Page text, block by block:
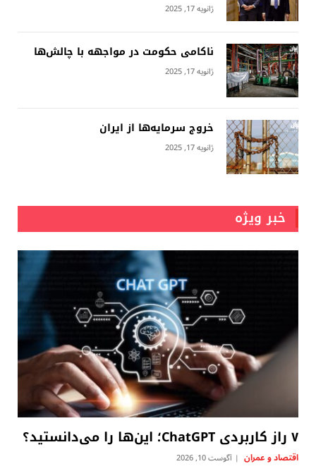
ژانویه 17, 2025
ناکامی حکومت در مواجهه با چالش‌ها
ژانویه 17, 2025
خروج سرمایه‌ها از ایران
ژانویه 17, 2025
خبر ویژه
۷ راز کاربردی ChatGPT؛ این‌ها را می‌دانستید؟
اقتصاد و عمران آگوست 10, 2026